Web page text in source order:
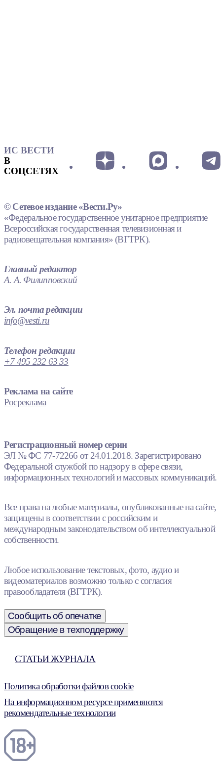
ИС ВЕСТИ
В
СОЦСЕТЯХ
© Сетевое издание «Вести.Ру»
«Федеральное государственное унитарное предприятие
Всероссийская государственная телевизионная и
радиовещательная компания» (ВГТРК).
Главный редактор
А. А. Филипповский
Эл. почта редакции
info@vesti.ru
Телефон редакции
+7 495 232 63 33
Реклама на сайте
Росреклама
Регистрационный номер серии
ЭЛ № ФС 77-72266 от 24.01.2018. Зарегистрировано
Федеральной службой по надзору в сфере связи,
информационных технологий и массовых коммуникаций.
Все права на любые материалы, опубликованные на сайте,
защищены в соответствии с российским и
международным законодательством об интеллектуальной
собственности.
Любое использование текстовых, фото, аудио и
видеоматериалов возможно только с согласия
правообладателя (ВГТРК).
Сообщить об опечатке
Обращение в техподдержку
СТАТЬИ ЖУРНАЛА
Политика обработки файлов cookie
На информационном ресурсе применяются
рекомендательные технологии